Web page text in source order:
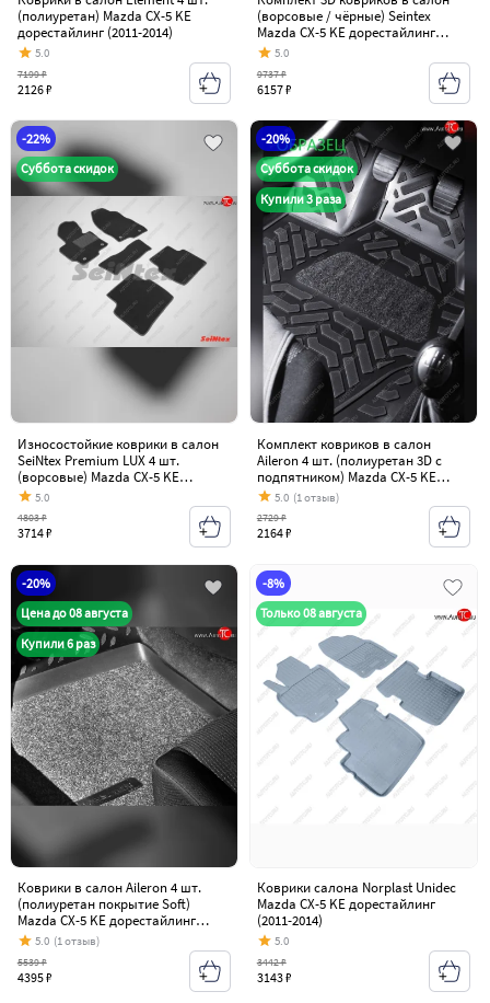
(полиуретан) Mazda CX-5 KE
дорестайлинг (2011-2014)
5.0
2126 ₽
7199 ₽
(ворсовые / чёрные) Seintex
Mazda CX-5 KE дорестайлинг
(2011-2014)
5.0
6157 ₽
9737 ₽
-22%
Суббота скидок
Износостойкие коврики в салон
SeiNtex Premium LUX 4 шт.
(ворсовые) Mazda CX-5 KE
дорестайлинг (2011-2014)
5.0
3714 ₽
4803 ₽
-20%
Суббота скидок
Купили 3 раза
Комплект ковриков в салон
Aileron 4 шт. (полиуретан 3D с
подпятником) Mazda CX-5 KE
дорестайлинг (2011-2014)
5.0 (1 отзыв)
2164 ₽
2729 ₽
-20%
Цена до 08 августа
Купили 6 раз
Коврики в салон Aileron 4 шт.
(полиуретан покрытие Soft)
Mazda CX-5 KE дорестайлинг
(2011-2014)
5.0 (1 отзыв)
4395 ₽
5539 ₽
-8%
Только 08 августа
Коврики салона Norplast Unidec
Mazda CX-5 KE дорестайлинг
(2011-2014)
5.0
3143 ₽
3442 ₽